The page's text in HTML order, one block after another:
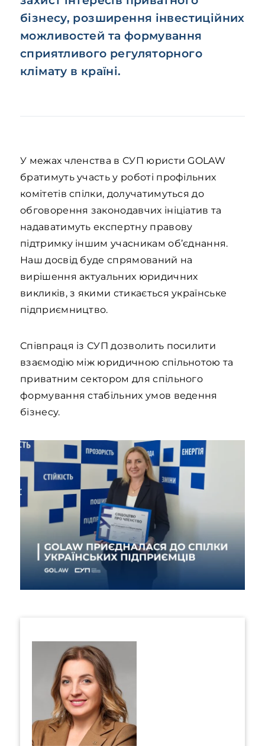
бізнесу, розширення інвестиційних
можливостей та формування
сприятливого регуляторного
клімату в країні.
У межах членства в СУП юристи GOLAW
братимуть участь у роботі профільних
комітетів спілки, долучатимуться до
обговорення законодавчих ініціатив та
надаватимуть експертну правову
підтримку іншим учасникам об’єднання.
Наш досвід буде спрямований на
вирішення актуальних юридичних
викликів, з якими стикається українське
підприємництво.
Співпраця із СУП дозволить посилити
взаємодію між юридичною спільнотою та
приватним сектором для спільного
формування стабільних умов ведення
бізнесу.